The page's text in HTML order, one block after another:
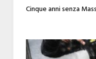
Cinque anni senza